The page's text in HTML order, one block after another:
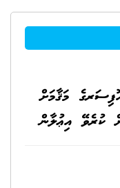
މަޤާމަށް